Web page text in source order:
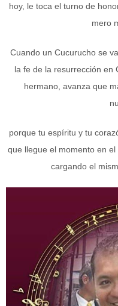
hoy, le toca el turno de
mero
Cuando un Cucurucho se
la fe de la resurrección en
hermano, avanza que
porque tu espíritu y tu
que llegue el momento en
cargando el